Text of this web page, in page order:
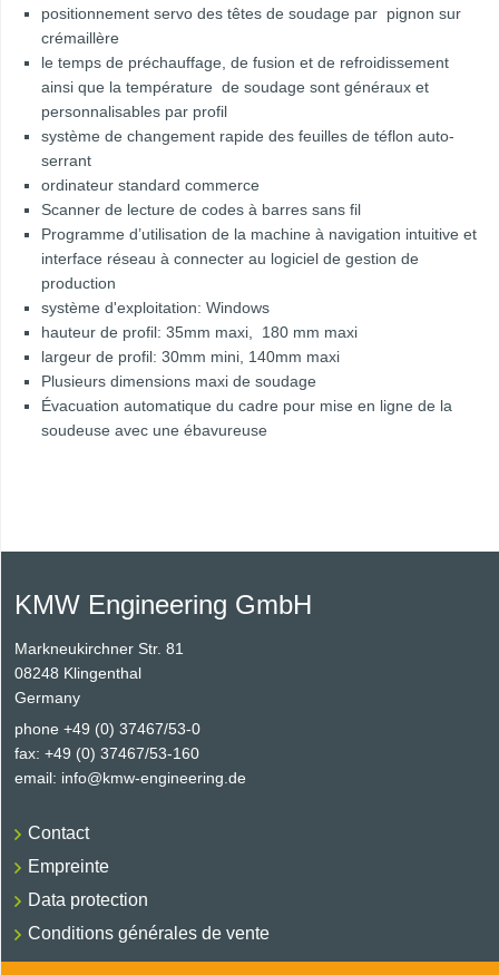
positionnement servo des têtes de soudage par pignon sur
crémaillère
le temps de préchauffage, de fusion et de refroidissement
ainsi que la température de soudage sont généraux et
personnalisables par profil
système de changement rapide des feuilles de téflon auto-
serrant
ordinateur standard commerce
Scanner de lecture de codes à barres sans fil
Programme d’utilisation de la machine à navigation intuitive et
interface réseau à connecter au logiciel de gestion de
production
système d'exploitation: Windows
hauteur de profil: 35mm maxi, 180 mm maxi
largeur de profil: 30mm mini, 140mm maxi
Plusieurs dimensions maxi de soudage
Évacuation automatique du cadre pour mise en ligne de la
soudeuse avec une ébavureuse
KMW Engineering GmbH
Markneukirchner Str. 81
08248 Klingenthal
Germany
phone +49 (0) 37467/53-0
fax: +49 (0) 37467/53-160
email: info@kmw-engineering.de
Contact
Empreinte
Data protection
Conditions générales de vente